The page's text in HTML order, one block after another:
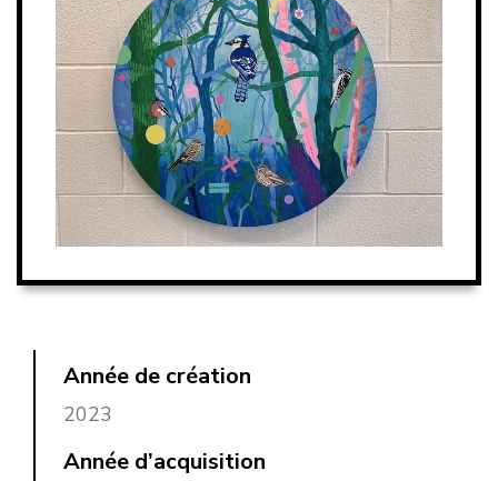
Année de création
2023
Année d’acquisition